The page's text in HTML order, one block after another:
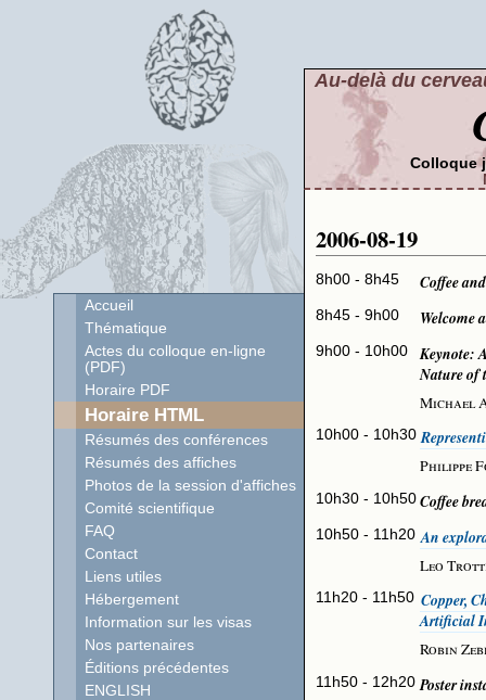
Au-delà du
Colloque
2006-08-19
8h00 - 8h45 Coffee
8h45 - 9h00 Welcome
9h00 - 10h00
Keynote:
Nature of
Michael
10h00 - 10h30
Philippe
10h30 - 10h50 Coffee
10h50 - 11h20 An
Leo
11h20 - 11h50 Copper,
Artificial
Robin
11h50 - 12h20 Poster
Accueil
Thématique
Actes du colloque en-ligne
(PDF)
Horaire PDF
Horaire HTML
Résumés des conférences
Résumés des affiches
Photos de la session d'affiches
Comité scientifique
FAQ
Contact
Liens utiles
Hébergement
Information sur les visas
Nos partenaires
Éditions précédentes
ENGLISH